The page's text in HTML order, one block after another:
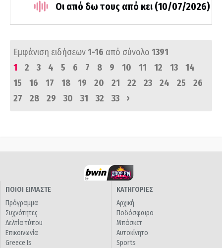
Οι από δω τους από κει (10/07/2026)
Εμφάνιση ειδήσεων1-16 από σύνολο 1391
1
2 3 4 5 6 7 8 9 10 11 12 13
14
15
16 17 18 19 20 21 22 23 24 25
26
27
28 29 30 31 32 33 ›
ΠΟΙΟΙ ΕΙΜΑΣΤΕ
Πρόγραμμα
Συχνότητες
Δελτία τύπου
Επικοινωνία
Greece Is
ΚΑΤΗΓΟΡΙΕΣ
Αρχική
Ποδόσφαιρο
Μπάσκετ
Αυτοκίνητο
Sports